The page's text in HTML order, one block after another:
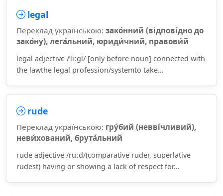
legal
Переклад українською: зако́нний (відпові́дно до
зако́ну), лега́льний, юриди́чний, правови́й
legal adjective /ˈliːɡl/ [only before noun] connected with
the lawthe legal profession/systemto take...
rude
Переклад українською: гру́бий (невві́чливий),
неви́хований, брута́льний
rude adjective /ruːd/(comparative ruder, superlative
rudest) having or showing a lack of respect for...